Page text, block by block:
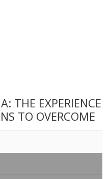
THE EXPERIENCE
TO OVERCOME